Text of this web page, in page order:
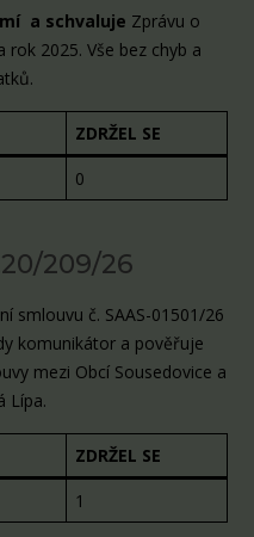
a schvaluje Zprávu o
2025. Vše bez chyb a
ZDRŽEL SE
0
209/26
smlouvu č. SAAS-01501/26
komunikátor a pověřuje
mezi Obcí Sousedovice a
Lípa.
ZDRŽEL SE
1